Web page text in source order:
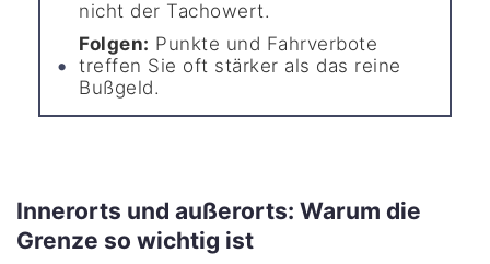
nicht der Tachowert.
Folgen: Punkte und Fahrverbote
treffen Sie oft stärker als das reine
Bußgeld.
Innerorts und außerorts: Warum die
Grenze so wichtig ist